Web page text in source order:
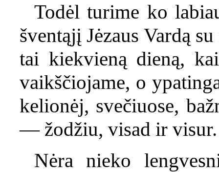
Todėl turime ko
šventąjį Jėzaus Vardą
tai kiekvieną dieną,
vaikščiojame, o
kelionėj, svečiuose,
— žodžiu, visad ir visur.
Nėra nieko